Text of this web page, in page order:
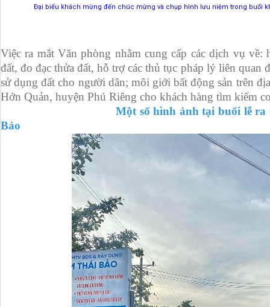
Đại biểu khách mừng đến chúc mừng và chụp hình lưu niệm trong buổi
Việc ra mắt Văn phòng nhằm cung cấp các dịch vụ
đất, đo đạc thửa đất, hỗ trợ các thủ tục pháp lý liên quan
sử dụng đất cho người dân; môi giới bất động sản trên
Hớn Quản, huyện Phú Riêng cho khách hàng tìm kiếm
Một số hình ảnh tại buổi lễ ra mắt
Bảo